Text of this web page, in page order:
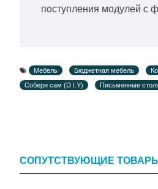
поступления модулей с
Мебель Бюджетная мебель
Собери сам (D.I.Y)
Письменные
СОПУТСТВУЮЩИЕ ТОВАРЫ